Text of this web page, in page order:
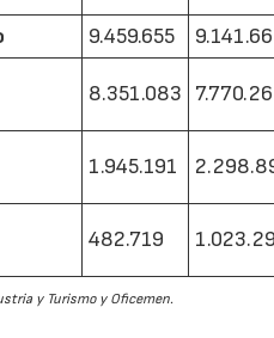
9.459.655
8.351.083
1.945.191
482.719
y Turismo y Oficemen.